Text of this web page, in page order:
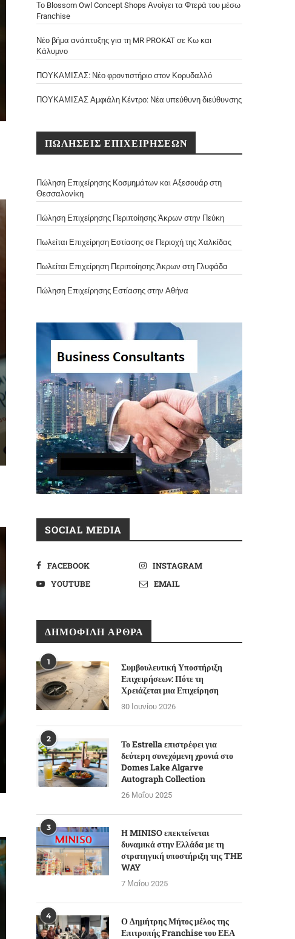
Το Blossom Owl Concept Shops Ανοίγει τα Φτερά του μέσω
Franchise
Νέο βήμα ανάπτυξης για τη MR PROKAT σε Κω και
Κάλυμνο
ΠΟΥΚΑΜΙΣΑΣ: Νέο φροντιστήριο στον Κορυδαλλό
ΠΟΥΚΑΜΙΣΑΣ Αμφιάλη Κέντρο: Νέα υπεύθυνη διεύθυνσης
ΠΩΛΗΣΕΙΣ ΕΠΙΧΕΙΡΗΣΕΩΝ
Πώληση Επιχείρησης Κοσμημάτων και Αξεσουάρ στη
Θεσσαλονίκη
Πώληση Επιχείρησης Περιποίησης Άκρων στην Πεύκη
Πωλείται Επιχείρηση Εστίασης σε Περιοχή της Χαλκίδας
Πωλείται Επιχείρηση Περιποίησης Άκρων στη Γλυφάδα
Πώληση Επιχείρησης Εστίασης στην Αθήνα
SOCIAL MEDIA
FACEBOOK
INSTAGRAM
YOUTUBE
EMAIL
ΔΗΜΟΦΙΛΉ ΆΡΘΡΑ
1
Συμβουλευτική Υποστήριξη
Επιχειρήσεων: Πότε τη
Χρειάζεται μια Επιχείρηση
30 Ιουνίου 2026
2
Το Estrella επιστρέφει για
δεύτερη συνεχόμενη χρονιά στο
Domes Lake Algarve
Autograph Collection
26 Μαΐου 2025
3
Η MINISO επεκτείνεται
δυναμικά στην Ελλάδα με τη
στρατηγική υποστήριξη της THE
WAY
7 Μαΐου 2025
4
Ο Δημήτρης Μήτος μέλος της
Επιτροπής Franchise του ΕΕΑ